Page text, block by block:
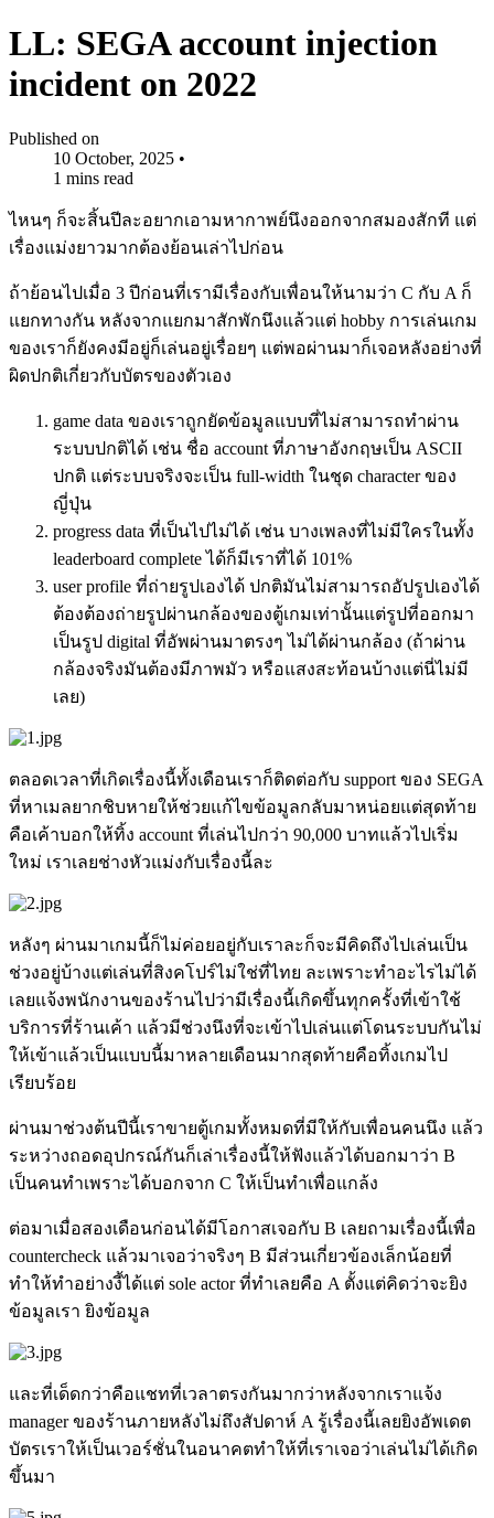
LL: SEGA account injection
incident on 2022
Published on
10 October, 2025 •
1 mins read
ไหนๆ ก็จะสิ้นปีละอยากเอามหากาพย์นึงออกจากสมองสักที แต่
เรื่องแม่งยาวมากต้องย้อนเล่าไปก่อน
ถ้าย้อนไปเมื่อ 3 ปีก่อนที่เรามีเรื่องกับเพื่อนให้นามว่า C กับ A ก็
แยกทางกัน หลังจากแยกมาสักพักนึงแล้วแต่ hobby การเล่นเกม
ของเราก็ยังคงมีอยู่ก็เล่นอยู่เรื่อยๆ แต่พอผ่านมาก็เจอหลังอย่างที่
ผิดปกติเกี่ยวกับบัตรของตัวเอง
game data ของเราถูกยัดข้อมูลแบบที่ไม่สามารถทำผ่าน
ระบบปกติได้ เช่น ชื่อ account ที่ภาษาอังกฤษเป็น ASCII
ปกติ แต่ระบบจริงจะเป็น full-width ในชุด character ของ
ญี่ปุ่น
progress data ที่เป็นไปไม่ได้ เช่น บางเพลงที่ไม่มีใครในทั้ง
leaderboard complete ได้ก็มีเราที่ได้ 101%
user profile ที่ถ่ายรูปเองได้ ปกติมันไม่สามารถอัปรูปเองได้
ต้องต้องถ่ายรูปผ่านกล้องของตู้เกมเท่านั้นแต่รูปที่ออกมา
เป็นรูป digital ที่อัพผ่านมาตรงๆ ไม่ได้ผ่านกล้อง (ถ้าผ่าน
กล้องจริงมันต้องมีภาพมัว หรือแสงสะท้อนบ้างแต่นี่ไม่มี
เลย)
ตลอดเวลาที่เกิดเรื่องนี้ทั้งเดือนเราก็ติดต่อกับ support ของ SEGA
ที่หาเมลยากชิบหายให้ช่วยแก้ไขข้อมูลกลับมาหน่อยแต่สุดท้าย
คือเค้าบอกให้ทิ้ง account ที่เล่นไปกว่า 90,000 บาทแล้วไปเริ่ม
ใหม่ เราเลยช่างหัวแม่งกับเรื่องนี้ละ
หลังๆ ผ่านมาเกมนี้ก็ไม่ค่อยอยู่กับเราละก็จะมีคิดถึงไปเล่นเป็น
ช่วงอยู่บ้างแต่เล่นที่สิงคโปร์ไม่ใช่ที่ไทย ละเพราะทำอะไรไม่ได้
เลยแจ้งพนักงานของร้านไปว่ามีเรื่องนี้เกิดขึ้นทุกครั้งที่เข้าใช้
บริการที่ร้านเค้า แล้วมีช่วงนึงที่จะเข้าไปเล่นแต่โดนระบบกันไม่
ให้เข้าแล้วเป็นแบบนี้มาหลายเดือนมากสุดท้ายคือทิ้งเกมไป
เรียบร้อย
ผ่านมาช่วงต้นปีนี้เราขายตู้เกมทั้งหมดที่มีให้กับเพื่อนคนนึง แล้ว
ระหว่างถอดอุปกรณ์กันก็เล่าเรื่องนี้ให้ฟังแล้วได้บอกมาว่า B
เป็นคนทำเพราะได้บอกจาก C ให้เป็นทำเพื่อแกล้ง
ต่อมาเมื่อสองเดือนก่อนได้มีโอกาสเจอกับ B เลยถามเรื่องนี้เพื่อ
countercheck แล้วมาเจอว่าจริงๆ B มีส่วนเกี่ยวข้องเล็กน้อยที่
ทำให้ทำอย่างงี้ได้แต่ sole actor ที่ทำเลยคือ A ตั้งแต่คิดว่าจะยิง
ข้อมูลเรา ยิงข้อมูล
และที่เด็ดกว่าคือแชทที่เวลาตรงกันมากว่าหลังจากเราแจ้ง
manager ของร้านภายหลังไม่ถึงสัปดาห์ A รู้เรื่องนี้เลยยิงอัพเดต
บัตรเราให้เป็นเวอร์ชั่นในอนาคตทำให้ที่เราเจอว่าเล่นไม่ได้เกิด
ขึ้นมา